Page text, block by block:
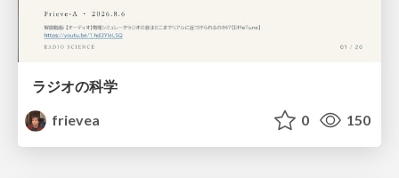
ラジオの科学
frievea
0 150